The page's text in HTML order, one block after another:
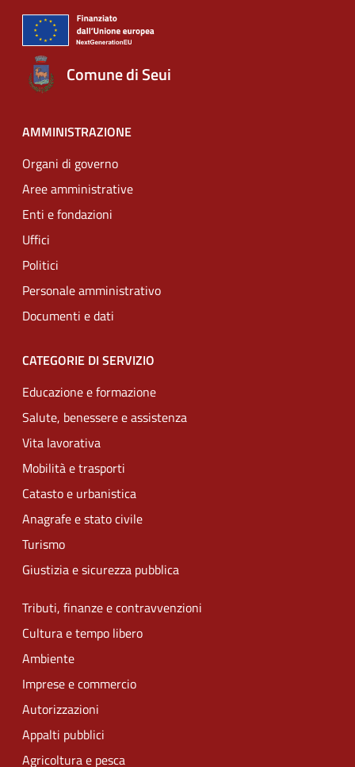
Comune di Seui
AMMINISTRAZIONE
Organi di governo
Aree amministrative
Enti e fondazioni
Uffici
Politici
Personale amministrativo
Documenti e dati
CATEGORIE DI SERVIZIO
Educazione e formazione
Salute, benessere e assistenza
Vita lavorativa
Mobilità e trasporti
Catasto e urbanistica
Anagrafe e stato civile
Turismo
Giustizia e sicurezza pubblica
Tributi, finanze e contravvenzioni
Cultura e tempo libero
Ambiente
Imprese e commercio
Autorizzazioni
Appalti pubblici
Agricoltura e pesca